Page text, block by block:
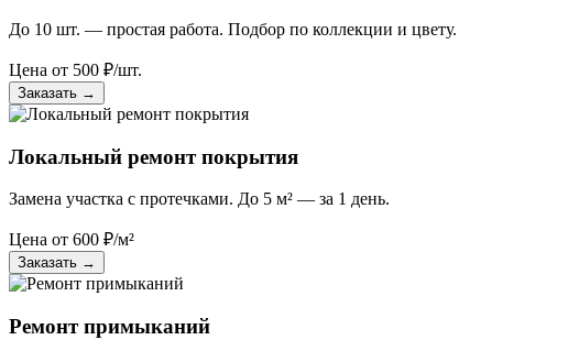
До 10 шт. — простая работа. Подбор по коллекции и цвету.
Цена от 500 ₽/шт.
Заказать →
Локальный ремонт покрытия
Замена участка с протечками. До 5 м² — за 1 день.
Цена от 600 ₽/м²
Заказать →
Ремонт примыканий